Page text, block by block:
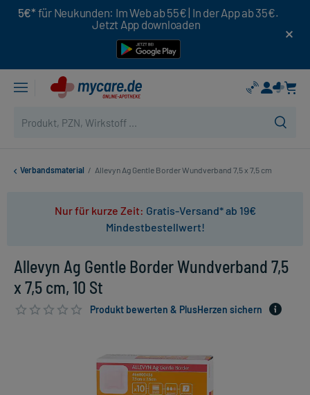
5€* für Neukunden: Im Web ab 55€ | In der App ab 35€.
Jetzt App downloaden
Verbandsmaterial / Allevyn Ag Gentle Border Wundverband 7,5 x 7,5 cm
Nur für kurze Zeit: Gratis-Versand* ab 19€
Mindestbestellwert!
Allevyn Ag Gentle Border Wundverband 7,5
x 7,5 cm, 10 St
Produkt bewerten & PlusHerzen sichern